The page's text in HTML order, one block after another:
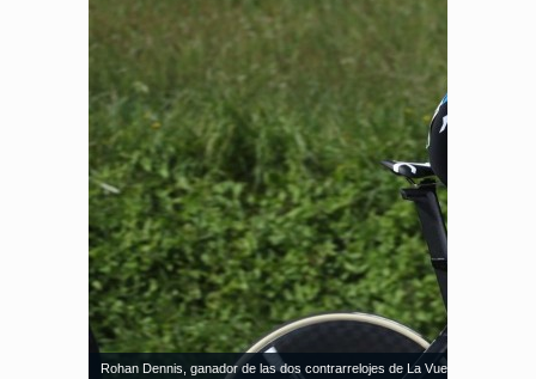
Rohan Dennis, ganador de las dos contrarrelojes de La Vuelta ’18